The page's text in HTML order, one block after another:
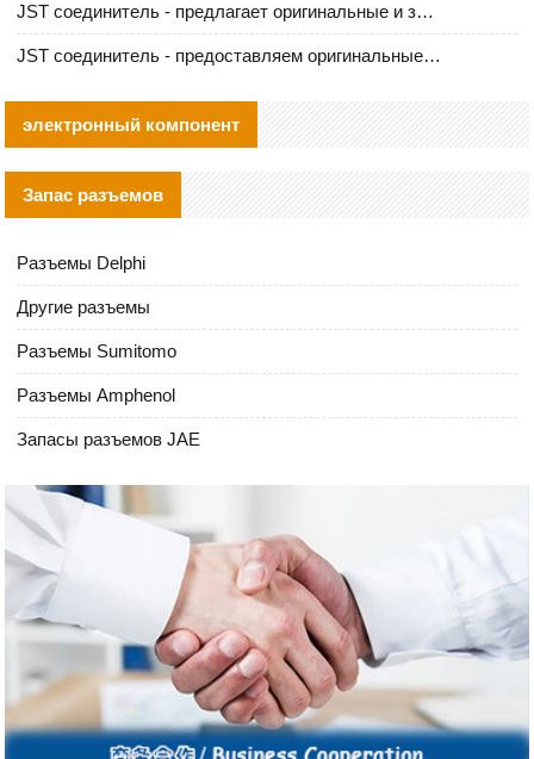
JST соединитель - предлагает оригинальные и заменяющие JST NSHR-02V-S соединители
JST соединитель - предоставляем оригинальные JST GHR-09V-S соединители и их аналоги
электронный компонент
Запас разъемов
Разъемы Delphi
Другие разъемы
Разъемы Sumitomo
Разъемы Amphenol
Запасы разъемов JAE